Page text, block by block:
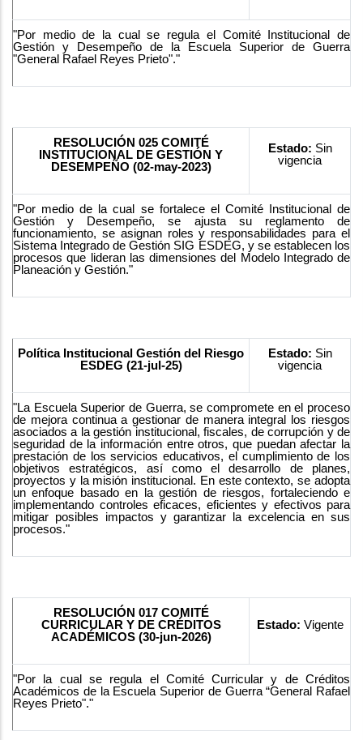
"Por medio de la cual se regula el Comité Institucional de
Gestión y Desempeño de la Escuela Superior de Guerra
"General Rafael Reyes Prieto"."
RESOLUCIÓN 025 COMITÉ
INSTITUCIONAL DE GESTIÓN Y
DESEMPEÑO (02-may-2023)
Estado: Sin
vigencia
"Por medio de la cual se fortalece el Comité Institucional de
Gestión y Desempeño, se ajusta su reglamento de
funcionamiento, se asignan roles y responsabilidades para el
Sistema Integrado de Gestión SIG ESDEG, y se establecen los
procesos que lideran las dimensiones del Modelo Integrado de
Planeación y Gestión."
Política Institucional Gestión del Riesgo
ESDEG (21-jul-25)
Estado: Sin
vigencia
"La Escuela Superior de Guerra, se compromete en el proceso
de mejora continua a gestionar de manera integral los riesgos
asociados a la gestión institucional, fiscales, de corrupción y de
seguridad de la información entre otros, que puedan afectar la
prestación de los servicios educativos, el cumplimiento de los
objetivos estratégicos, así como el desarrollo de planes,
proyectos y la misión institucional. En este contexto, se adopta
un enfoque basado en la gestión de riesgos, fortaleciendo e
implementando controles eficaces, eficientes y efectivos para
mitigar posibles impactos y garantizar la excelencia en sus
procesos."
RESOLUCIÓN 017 COMITÉ
CURRICULAR Y DE CRÉDITOS
ACADÉMICOS (30-jun-2026)
Estado: Vigente
"Por la cual se regula el Comité Curricular y de Créditos
Académicos de la Escuela Superior de Guerra “General Rafael
Reyes Prieto"."